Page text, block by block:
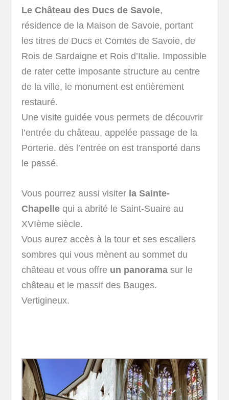
Le Château des Ducs de Savoie,
résidence de la Maison de Savoie, portant
les titres de Ducs et Comtes de Savoie, de
Rois de Sardaigne et Rois d’Italie. Impossible
de rater cette imposante structure au centre
de la ville, le monument est entièrement
restauré.
Une visite guidée vous permets de découvrir
l’entrée du château, appelée passage de la
Porterie. dès l’entrée on est transporté dans
le passé.
Vous pourrez aussi visiter la Sainte-
Chapelle qui a abrité le Saint-Suaire au
XVIème siècle.
Vous aurez accès à la tour et ses escaliers
sombres qui vous mènent au sommet du
château et vous offre un panorama sur le
château et le massif des Bauges.
Vertigineux.